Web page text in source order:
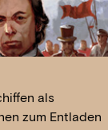
als
zum Entladen